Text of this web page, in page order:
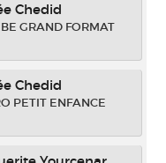
Chedid
GRAND FORMAT
Chedid
PETIT ENFANCE